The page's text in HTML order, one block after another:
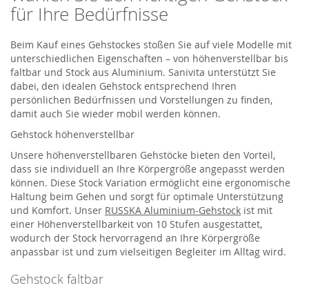
für Ihre Bedürfnisse
Beim Kauf eines Gehstockes stoßen Sie auf viele Modelle mit
unterschiedlichen Eigenschaften – von höhenverstellbar bis
faltbar und Stock aus Aluminium. Sanivita unterstützt Sie
dabei, den idealen Gehstock entsprechend Ihren
persönlichen Bedürfnissen und Vorstellungen zu finden,
damit auch Sie wieder mobil werden können.
Gehstock höhenverstellbar
Unsere höhenverstellbaren Gehstöcke bieten den Vorteil,
dass sie individuell an Ihre Körpergröße angepasst werden
können. Diese Stock Variation ermöglicht eine ergonomische
Haltung beim Gehen und sorgt für optimale Unterstützung
und Komfort. Unser RUSSKA Aluminium-Gehstock ist mit
einer Höhenverstellbarkeit von 10 Stufen ausgestattet,
wodurch der Stock hervorragend an Ihre Körpergröße
anpassbar ist und zum vielseitigen Begleiter im Alltag wird.
Gehstock faltbar